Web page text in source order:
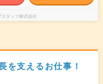
タッフ株式会社
を支えるお仕事！